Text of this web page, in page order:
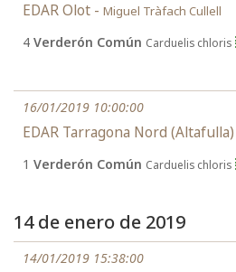
EDAR Olot - Miguel Tràfach Cullell
4 Verderón Común Carduelis chloris
16/01/2019 10:00:00
EDAR Tarragona Nord
1 Verderón Común Carduelis chloris
14 de enero de 2019
14/01/2019 15:38:00